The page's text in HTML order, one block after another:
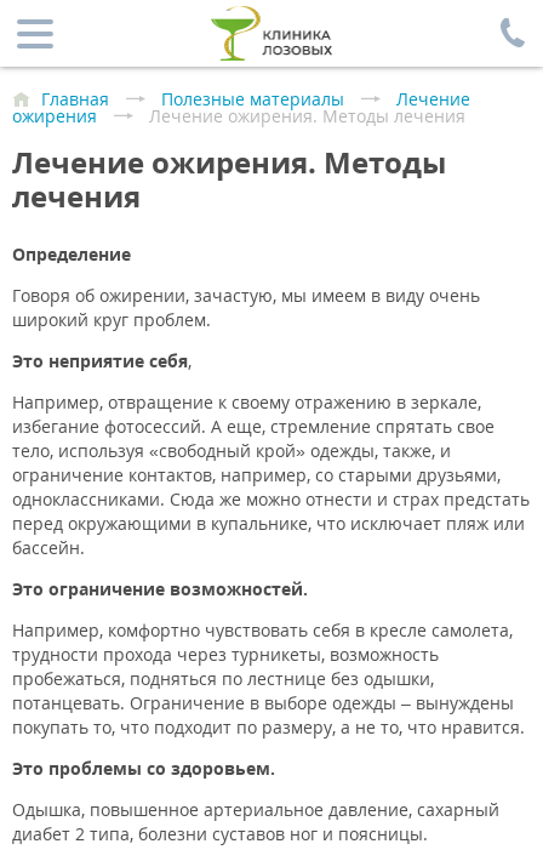
Главная Полезные материалы Лечение
ожирения Лечение ожирения. Методы лечения
Лечение ожирения. Методы
лечения
Определение
Говоря об ожирении, зачастую, мы имеем в виду очень
широкий круг проблем.
Это неприятие себя,
Например, отвращение к своему отражению в зеркале,
избегание фотосессий. А еще, стремление спрятать свое
тело, используя «свободный крой» одежды, также, и
ограничение контактов, например, со старыми друзьями,
одноклассниками. Сюда же можно отнести и страх предстать
перед окружающими в купальнике, что исключает пляж или
бассейн.
Это ограничение возможностей.
Например, комфортно чувствовать себя в кресле самолета,
трудности прохода через турникеты, возможность
пробежаться, подняться по лестнице без одышки,
потанцевать. Ограничение в выборе одежды – вынуждены
покупать то, что подходит по размеру, а не то, что нравится.
Это проблемы со здоровьем.
Одышка, повышенное артериальное давление, сахарный
диабет 2 типа, болезни суставов ног и поясницы.